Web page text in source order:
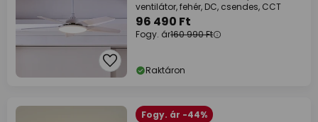
ventilátor, fehér, DC, csendes, CCT
96 490 Ft
Fogy. ár160 990 Ft
Raktáron
Fogy. ár -44%